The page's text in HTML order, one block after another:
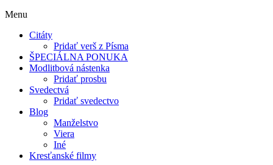
Menu
Citáty
Pridať verš z Písma
ŠPECIÁLNA PONUKA
Modlitbová nástenka
Pridať prosbu
Svedectvá
Pridať svedectvo
Blog
Manželstvo
Viera
Iné
Kresťanské filmy